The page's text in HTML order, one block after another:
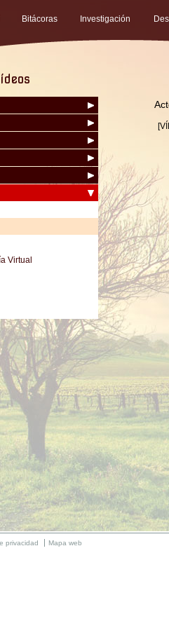
Bitácoras Investigación
Virtual
privacidad Mapa web